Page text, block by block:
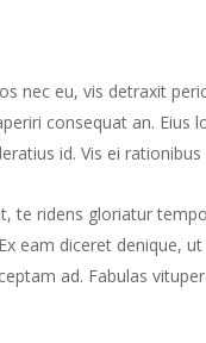
nec eu, vis detraxit
consequat an.
id. Vis ei
te ridens gloriatur
eam diceret denique,
ad. Fabulas